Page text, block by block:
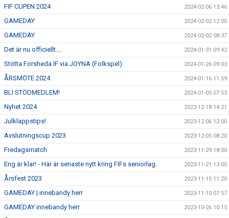
FIF CUPEN 2024 2024-02-06 13:46
GAMEDAY 2024-02-02 12:00
GAMEDAY 2024-02-02 08:37
Det är nu officiellt.... 2024-01-31 09:42
Stötta Forsheda IF via JOYNA (Folkspel) 2024-01-26 09:03
ÅRSMÖTE 2024 2024-01-16 11:59
BLI STÖDMEDLEM! 2024-01-05 07:53
Nyhet 2024 2023-12-18 14:21
Julklappstips! 2023-12-06 12:00
Avslutningscup 2023 2023-12-05 08:20
Fredagsmatch 2023-11-29 18:00
Eng är klar! - Här är senaste nytt kring FIFs seniorlag. 2023-11-21 13:05
Årsfest 2023 2023-11-15 11:20
GAMEDAY | innebandy herr 2023-11-10 07:57
GAMEDAY innebandy herr 2023-10-26 10:15